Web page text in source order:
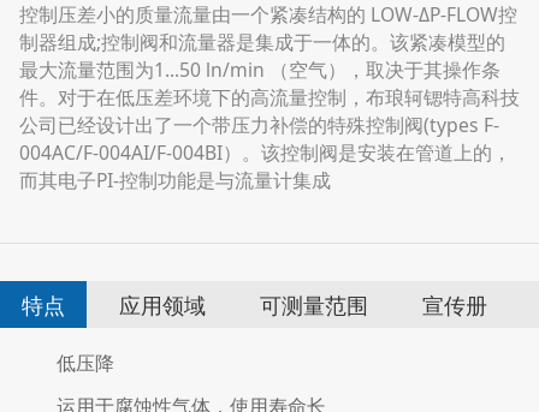
控制压差小的质量流量由一个紧凑结构的 LOW-ΔP-FLOW控
制器组成;控制阀和流量器是集成于一体的。该紧凑模型的
最大流量范围为1...50 ln/min （空气），取决于其操作条
件。对于在低压差环境下的高流量控制，布琅轲锶特高科技
公司已经设计出了一个带压力补偿的特殊控制阀(types F-
004AC/F-004AI/F-004BI）。该控制阀是安装在管道上的，
而其电子PI-控制功能是与流量计集成
特点 应用领域 可测量范围 宣传册
低压降
运用于腐蚀性气体，使用寿命长